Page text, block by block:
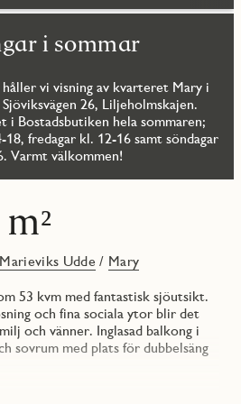
i sommar
vi visning av kvarteret Mary i
26, Liljeholmskajen.
i Bostadsbutiken hela sommaren;
fredagar kl. 12-16 samt söndagar
Varmt välkommen!
Marieviks Udde / Mary
53 kvm med fantastisk sjöutsikt.
och fina sociala ytor blir det
och vänner. Inglasad balkong i
sovrum med plats för dubbelsäng